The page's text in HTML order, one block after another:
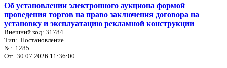
Об установлении электронного аукциона формой
проведения торгов на право заключения договора на
установку и эксплуатацию рекламной конструкции
Внешний код: 31784
Тип: Постановление
№: 1285
От: 30.07.2026 11:36:00